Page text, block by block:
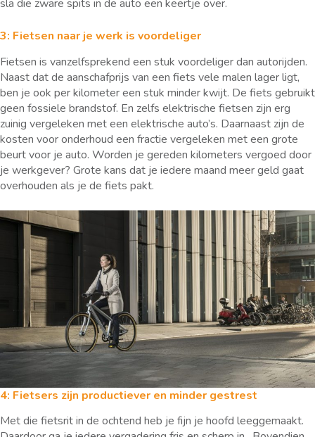
sla die zware spits in de auto een keertje over.
3: Fietsen naar je werk is voordeliger
Fietsen is vanzelfsprekend een stuk voordeliger dan autorijden.
Naast dat de aanschafprijs van een fiets vele malen lager ligt,
ben je ook per kilometer een stuk minder kwijt. De fiets gebruikt
geen fossiele brandstof. En zelfs elektrische fietsen zijn erg
zuinig vergeleken met een elektrische auto’s. Daarnaast zijn de
kosten voor onderhoud een fractie vergeleken met een grote
beurt voor je auto. Worden je gereden kilometers vergoed door
je werkgever? Grote kans dat je iedere maand meer geld gaat
overhouden als je de fiets pakt.
4: Fietsers zijn productiever en minder gestrest
Met die fietsrit in de ochtend heb je fijn je hoofd leeggemaakt.